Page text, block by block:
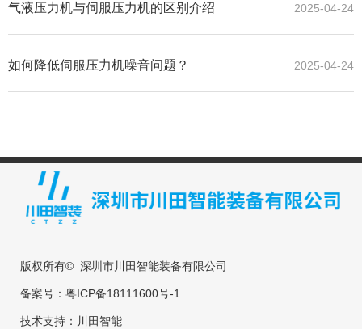
2025-04-24
气液压力机与伺服压力机的区别介绍
2025-04-24
如何降低伺服压力机噪音问题？
版权所有© 深圳市川田智能装备有限公司
备案号： 粤ICP备18111600号-1
技术支持： 川田智能